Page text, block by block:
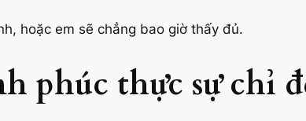
hoặc em sẽ chẳng bao giờ thấy đủ.
phúc thực sự chỉ